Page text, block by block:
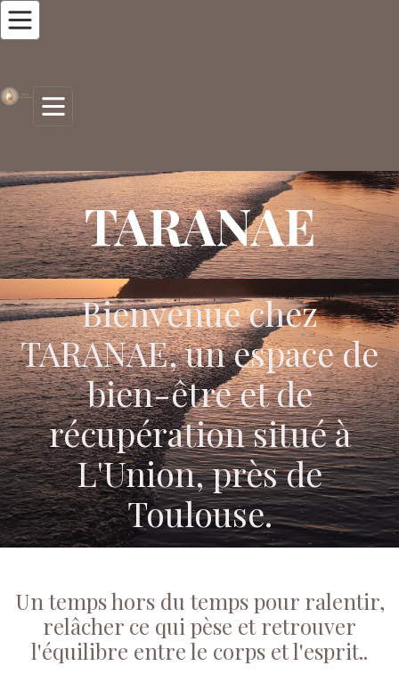
TARANAE
Bienvenue chez
TARANAE, un espace de
bien-être et de
récupération situé à
L'Union, près de
Toulouse.
Un temps hors du temps pour ralentir,
relâcher ce qui pèse et retrouver
l'équilibre entre le corps et l'esprit..